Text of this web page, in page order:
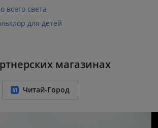
всего света
для детей
6+
112
переплёт
магазинах
Читай-Город